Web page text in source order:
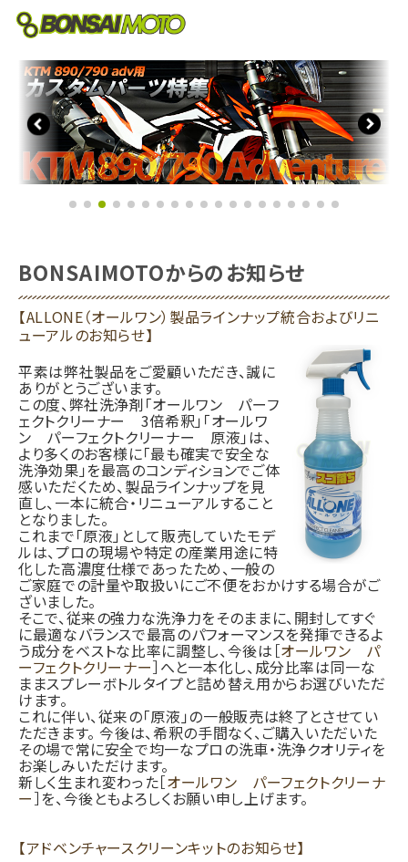
BONSAIMOTOからのお知らせ
【ALLONE（オールワン）製品ラインナップ統合およびリニ
ューアルのお知らせ】
平素は弊社製品をご愛顧いただき、誠に
ありがとうございます。
この度、弊社洗浄剤「オールワン パーフ
ェクトクリーナー 3倍希釈」「オールワ
ン パーフェクトクリーナー 原液」は、
より多くのお客様に「最も確実で安全な
洗浄効果」を最高のコンディションでご体
感いただくため、製品ラインナップを見
直し、一本に統合・リニューアルすること
となりました。
これまで「原液」として販売していたモデ
ルは、プロの現場や特定の産業用途に特
化した高濃度仕様であったため、一般の
ご家庭での計量や取扱いにご不便をおかけする場合がご
ざいました。
そこで、従来の強力な洗浄力をそのままに、開封してすぐ
に最適なバランスで最高のパフォーマンスを発揮できるよ
う成分をベストな比率に調整し、今後は［オールワン パ
ーフェクトクリーナー］へと一本化し、成分比率は同一な
ままスプレーボトルタイプと詰め替え用からお選びいただ
けます。
これに伴い、従来の「原液」の一般販売は終了とさせてい
ただきます。 今後は、希釈の手間なく、ご購入いただいた
その場で常に安全で均一なプロの洗車・洗浄クオリティを
お楽しみいただけます。
新しく生まれ変わった［オールワン パーフェクトクリーナ
ー］を、今後ともよろしくお願い申し上げます。
【アドベンチャースクリーンキットのお知らせ】